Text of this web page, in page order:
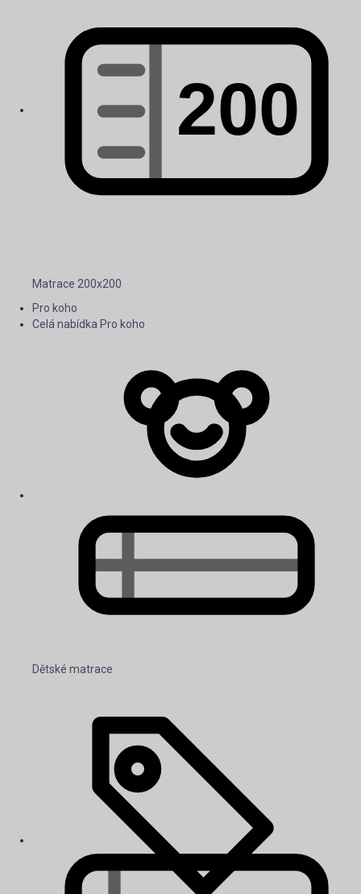
Matrace 200x200
Pro koho
Celá nabídka Pro koho
Dětské matrace